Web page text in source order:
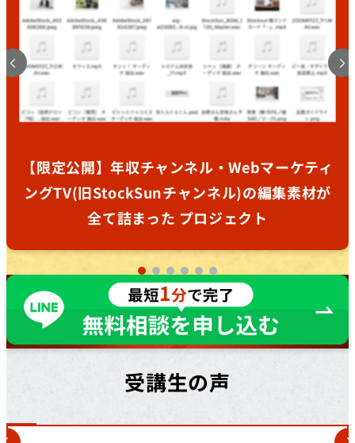
【限定公開】年収チャンネル・Webマーケティ
ングTV(旧StockSunチャンネル)の編集素材が
全て詰まった プロジェクト
受講生の声